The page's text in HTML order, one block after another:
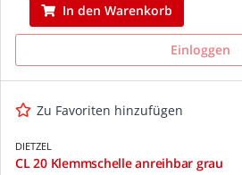
In den Warenkorb
Einloggen
Zu Favoriten hinzufügen
DIETZEL
CL 20 Klemmschelle anreihbar grau